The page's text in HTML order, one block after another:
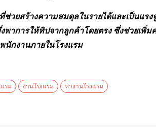
วยสร้างความสมดุลในรายได้และเป็นแร
พาการให้ทิปจากลูกค้าโดยตรง ซึ่งช่วยเพิ่
นักงานภายในโรงแรม
รม งานโรงแรม หางานโรงแรม